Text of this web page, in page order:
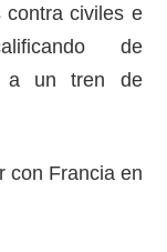
contra civiles e
de
a un tren de
con Francia en